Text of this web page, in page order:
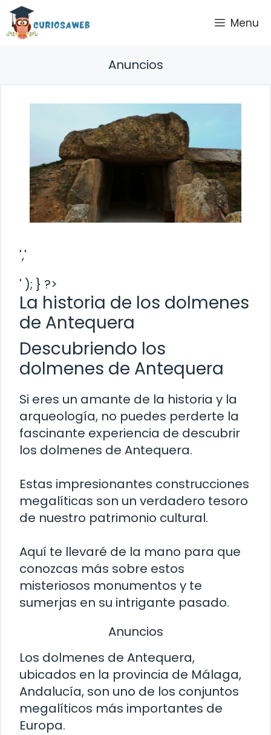
Saltar
contenido
Menu
Anuncios
','
' ); } ?>
La historia de los dolmenes
de Antequera
Descubriendo los
dolmenes de Antequera
Si eres un amante de la historia y la
arqueología, no puedes perderte la
fascinante experiencia de descubrir
los dolmenes de Antequera.
Estas impresionantes construcciones
megalíticas son un verdadero tesoro
de nuestro patrimonio cultural.
Aquí te llevaré de la mano para que
conozcas más sobre estos
misteriosos monumentos y te
sumerjas en su intrigante pasado.
Anuncios
Los dolmenes de Antequera,
ubicados en la provincia de Málaga,
Andalucía, son uno de los conjuntos
megalíticos más importantes de
Europa.